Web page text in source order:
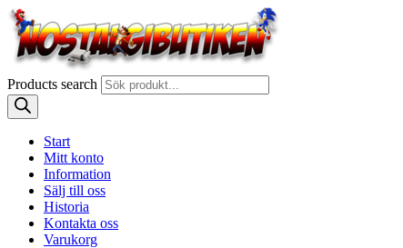
Products search
Start
Mitt konto
Information
Sälj till oss
Historia
Kontakta oss
Varukorg